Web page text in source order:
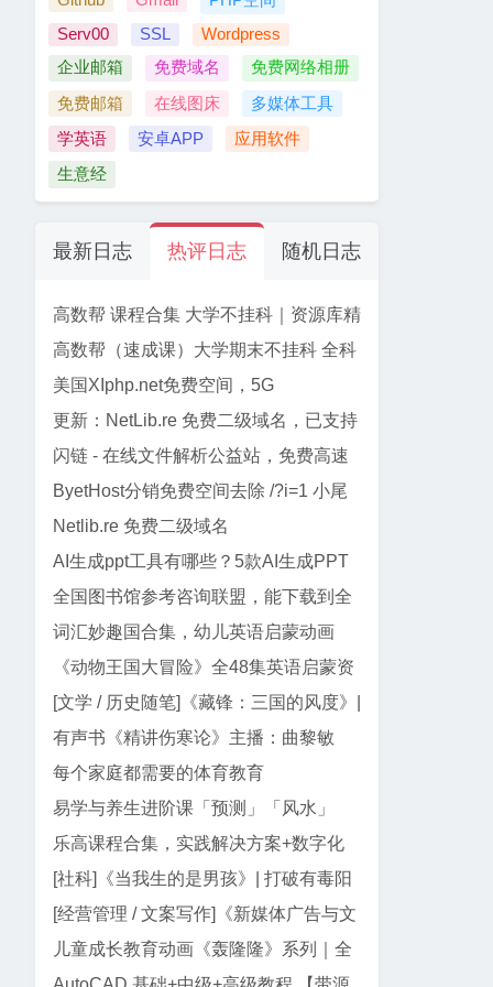
Serv00
SSL
Wordpress
企业邮箱
免费域名 免费网络相册
免费邮箱 在线图床 多媒体工具
学英语 安卓APP 应用软件
生意经
最新日志 热评日志 随机日志
高数帮 课程合集 大学不挂科｜资源库精
选
高数帮（速成课）大学期末不挂科 全科
资源合集 【61门】
美国XIphp.net免费空间，5G
PHP+Mysql, 免费SSL, Cpanel面板
更新：NetLib.re 免费二级域名，已支持
加入CF管理
闪链 - 在线文件解析公益站，免费高速
下载百度网盘文件
ByetHost分销免费空间去除 /?i=1 小尾
巴代码
Netlib.re 免费二级域名
AI生成ppt工具有哪些？5款AI生成PPT
工具盘点
全国图书馆参考咨询联盟，能下载到全
网99%电子书
词汇妙趣国合集，幼儿英语启蒙动画
《动物王国大冒险》全48集英语启蒙资
源｜动画+儿歌+音频+电影版
[文学 / 历史随笔]《藏锋：三国的风度》|
郭德纲三国智慧与处世真经
有声书《精讲伤寒论》主播：曲黎敏
【全138集】
每个家庭都需要的体育教育
易学与养生进阶课「预测」「风水」
「面相」迷罗授课
乐高课程合集，实践解决方案+数字化
教学资源
[社科]《当我生的是男孩》| 打破有毒阳
刚气质的女性主义养育指南
[经营管理 / 文案写作]《新媒体广告与文
案写作》| AI 时代文案创作指南
儿童成长教育动画《轰隆隆》系列｜全